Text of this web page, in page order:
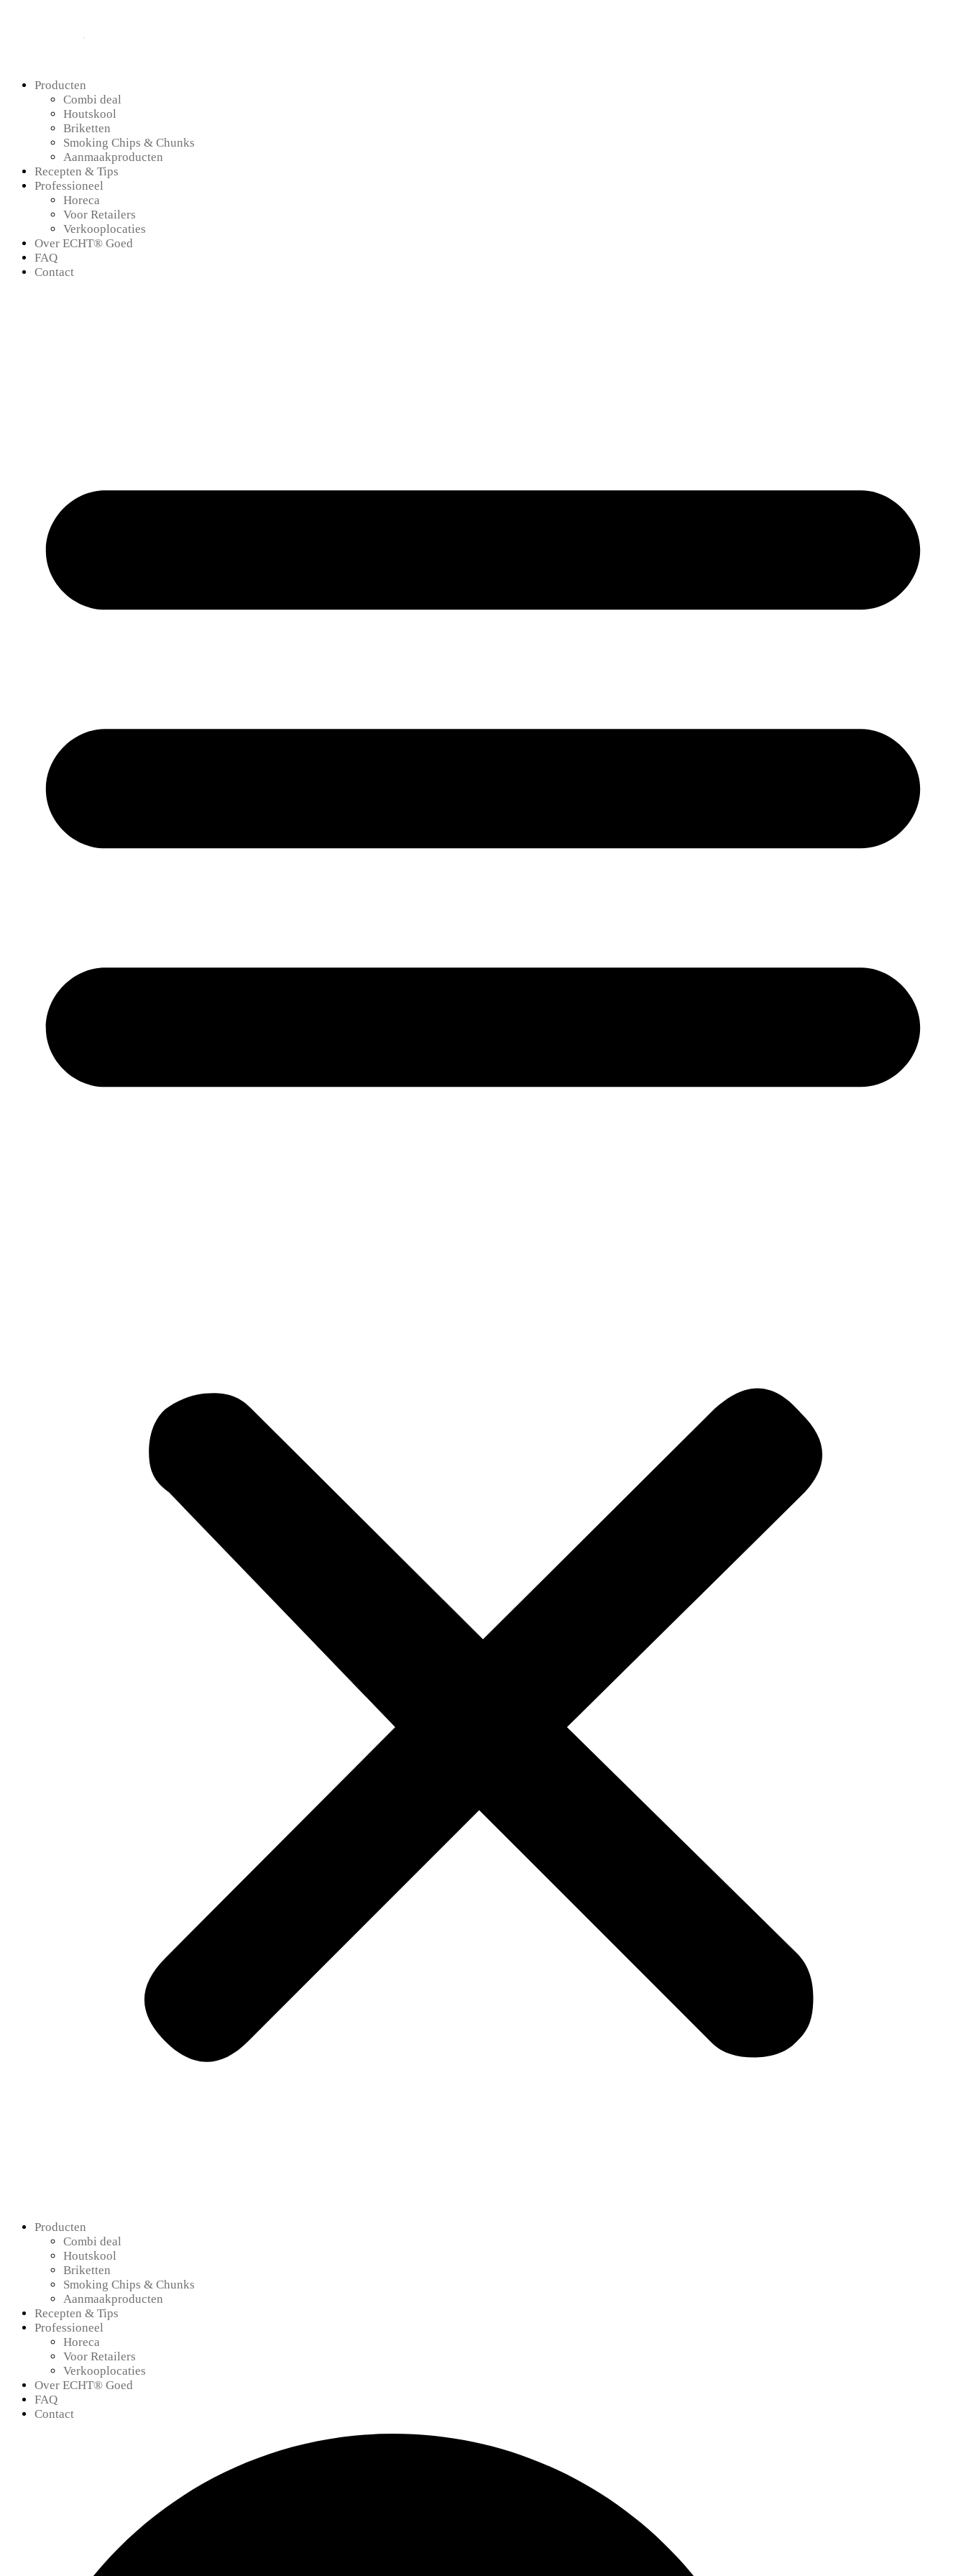
Producten
Combi deal
Houtskool
Briketten
Smoking Chips & Chunks
Aanmaakproducten
Recepten & Tips
Professioneel
Horeca
Voor Retailers
Verkooplocaties
Over ECHT® Goed
FAQ
Contact
Producten
Combi deal
Houtskool
Briketten
Smoking Chips & Chunks
Aanmaakproducten
Recepten & Tips
Professioneel
Horeca
Voor Retailers
Verkooplocaties
Over ECHT® Goed
FAQ
Contact